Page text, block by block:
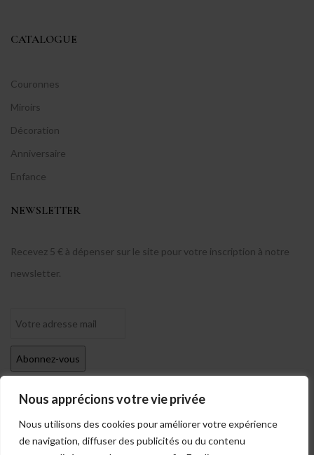
Nous apprécions votre vie privée
Nous utilisons des cookies pour améliorer votre expérience
de navigation, diffuser des publicités ou du contenu
CATALOGUE
Couronnes
Miroirs
Décoration
Anniversaire
Enfance
NEWSLETTER
Recevez 5 € à dépenser sur le site pour votre inscription à notre
newsletter.